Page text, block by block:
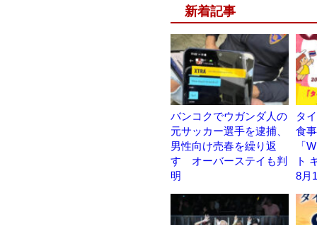
新着記事
バンコクでウガンダ人の
元サッカー選手を逮捕、
男性向け売春を繰り返
す オーバーステイも判
明
タ
食
「
ト
8月